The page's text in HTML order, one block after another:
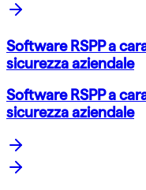
Software RSPP a
sicurezza aziendale
Software RSPP a
sicurezza aziendale